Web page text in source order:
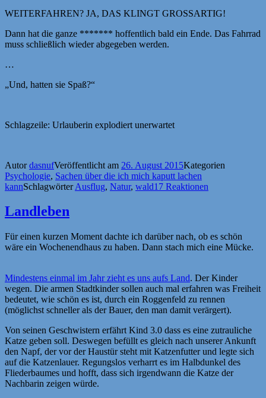
WEITERFAHREN? JA, DAS KLINGT GROSSARTIG!
Dann hat die ganze ******* hoffentlich bald ein Ende. Das Fahrrad
muss schließlich wieder abgegeben werden.
…
„Und, hatten sie Spaß?“
Schlagzeile: Urlauberin explodiert unerwartet
AutordasnufVeröffentlicht am 26. August 2015Kategorien
Psychologie, Sachen über die ich mich kaputt lachen
kannSchlagwörterAusflug, Natur, wald17 Reaktionen
Landleben
Für einen kurzen Moment dachte ich darüber nach, ob es schön
wäre ein Wochenendhaus zu haben. Dann stach mich eine Mücke.
Mindestens einmal im Jahr zieht es uns aufs Land. Der Kinder
wegen. Die armen Stadtkinder sollen auch mal erfahren was Freiheit
bedeutet, wie schön es ist, durch ein Roggenfeld zu rennen
(möglichst schneller als der Bauer, den man damit verärgert).
Von seinen Geschwistern erfährt Kind 3.0 dass es eine zutrauliche
Katze geben soll. Deswegen befüllt es gleich nach unserer Ankunft
den Napf, der vor der Haustür steht mit Katzenfutter und legte sich
auf die Katzenlauer. Regungslos verharrt es im Halbdunkel des
Fliederbaumes und hofft, dass sich irgendwann die Katze der
Nachbarin zeigen würde.